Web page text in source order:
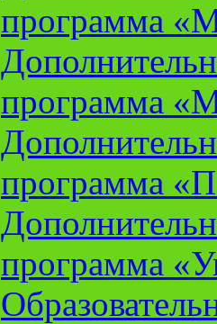
программа
программа
программа
программа